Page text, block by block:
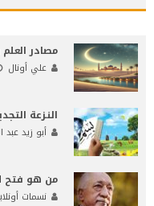
مصادر
علي أونال
النـزعة
أبو زيد عبد
من هو فتح
نسمات